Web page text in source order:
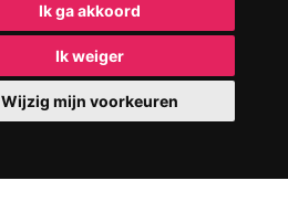
Ik ga akkoord
Ik weiger
Wijzig mijn voorkeuren